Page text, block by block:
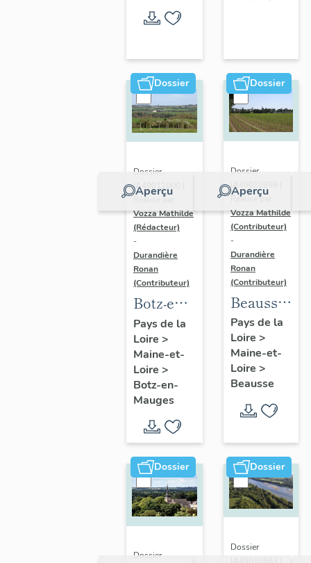
l'opération
Dossier
Aperçu
Dossier
IA49011000 |
Réalisé par
Vozza Mathilde
(Rédacteur)
-
Durandière
Ronan
(Contributeur)
Botz-en-
Mauges :
présentation
de la
commune
Pays de la
Loire >
Maine-et-
Loire >
Botz-en-
Mauges
Dossier
Aperçu
Dossier
IA49010999 |
Réalisé par
Vozza Mathilde
(Contributeur)
-
Durandière
Ronan
(Contributeur)
Beausse :
de la
commune
Pays de la
Loire >
Maine-et-
Loire >
Beausse
Dossier
Dossier
Dossier
Dossier